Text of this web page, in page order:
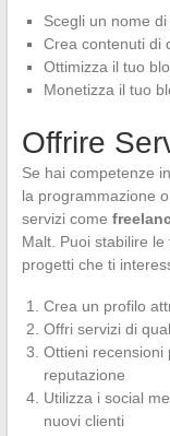
Scegli un nome
Crea contenuti di
Ottimizza il tuo
Monetizza il tuo
Offrire
Se hai competenze
la programmazione
servizi come
Malt. Puoi stabilire
progetti che ti
Crea un profilo
Offri servizi di
Ottieni recensioni
reputazione
Utilizza i social
nuovi clienti